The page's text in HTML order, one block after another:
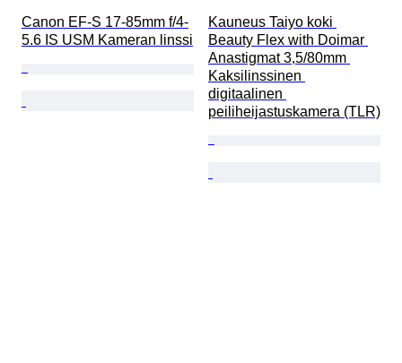
Canon EF-S 17-85mm f/4-
5.6 IS USM Kameran linssi
Kauneus Taiyo koki
Beauty Flex with Doimar
Anastigmat 3,5/80mm
Kaksilinssinen
digitaalinen
peiliheijastuskamera (TLR)